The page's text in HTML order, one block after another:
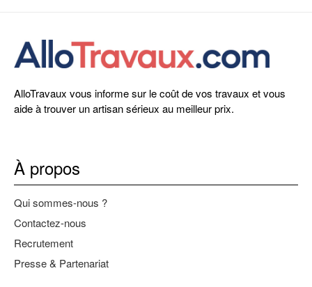
AlloTravaux vous informe sur le coût de vos travaux et vous
aide à trouver un artisan sérieux au meilleur prix.
À propos
Qui sommes-nous ?
Contactez-nous
Recrutement
Presse & Partenariat